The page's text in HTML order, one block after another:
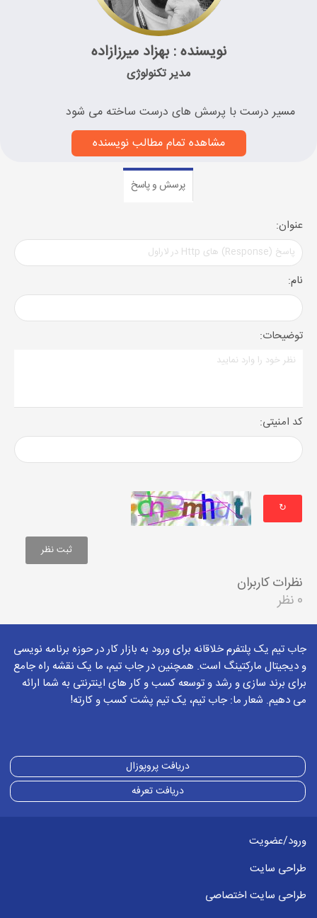
نویسنده : بهزاد میرزازاده
مدیر تکنولوژی
مسیر درست با پرسش های درست ساخته می شود
مشاهده تمام مطالب نویسنده
پرسش و پاسخ
عنوان:
نام:
توضیحات:
کد امنیتی:
↻
نظرات کاربران
0 نظر
جاب تیم یک پلتفرم خلاقانه برای ورود به بازار کار در حوزه برنامه نویسی
و دیجیتال مارکتینگ است. همچنین در جاب تیم، ما یک نقشه راه جامع
برای برند سازی و رشد و توسعه کسب و کار های اینترنتی به شما ارائه
می دهیم. شعار ما: جاب تیم، یک تیم پشت کسب و کارته!
دریافت پروپوزال
دریافت تعرفه
ورود/عضویت
طراحی سایت
طراحی سایت اختصاصی